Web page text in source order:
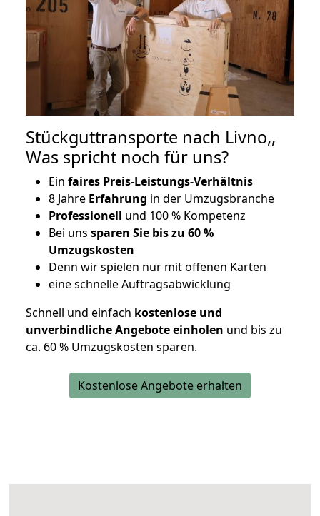
Stückguttransporte nach Livno,,
Was spricht noch für uns?
Ein faires Preis-Leistungs-Verhältnis
8 Jahre Erfahrung in der Umzugsbranche
Professionell und 100 % Kompetenz
Bei uns sparen Sie bis zu 60 %
Umzugskosten
Denn wir spielen nur mit offenen Karten
eine schnelle Auftragsabwicklung
Schnell und einfach kostenlose und
unverbindliche Angebote einholen und bis zu
ca. 60 % Umzugskosten sparen.
Kostenlose Angebote erhalten